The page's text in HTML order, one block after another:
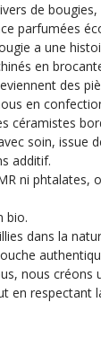
de
parfumées
a une
en
des
en
céramistes
soin, issue
additif.
ni phtalates,
bio.
dans la
nous créons
en respectant